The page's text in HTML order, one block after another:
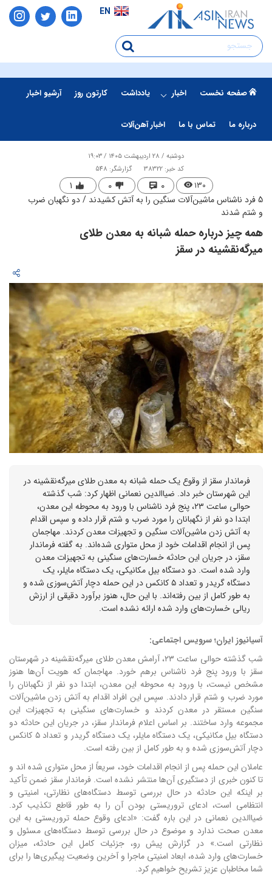
EN
صفحه نخست اخبار یادداشت کارتون روز آرشیو اخبار
درباره ما تماس با ما اخبار آهن‌آلات
دوشنبه / ۲۸ اردیبهشت ۱۴۰۵ / ۱۹:۰۳
کد خبر: 38322
گزارشگر: 548
۱۳۰ ۰ ۰ ۱
5 فرد ناشناس ماشین‌آلات سنگین را به آتش کشیدند / دو نگهبان ضرب
و شتم شدند
همه چیز درباره حمله شبانه به معدن طلای
میرگه‌نقشینه در سقز
فرماندار سقز از وقوع یک حمله شبانه به معدن طلای میرگه‌نقشینه در
این شهرستان خبر داد. ضیاالدین نعمانی اظهار کرد: شب گذشته
حوالی ساعت ۲۳، پنج فرد ناشناس با ورود به محوطه این معدن،
ابتدا دو نفر از نگهبانان را مورد ضرب و شتم قرار داده و سپس اقدام
به آتش زدن ماشین‌آلات سنگین و تجهیزات معدن کردند. مهاجمان
پس از انجام اقدامات خود از محل متواری شده‌اند. به گفته فرماندار
سقز، در جریان این حادثه خسارت‌های سنگینی به تجهیزات معدن
وارد شده است. دو دستگاه بیل مکانیکی، یک دستگاه مایلر، یک
دستگاه گریدر و تعداد ۵ کانکس در این حمله دچار آتش‌سوزی شده و
به طور کامل از بین رفته‌اند. با این حال، هنوز برآورد دقیقی از ارزش
ریالی خسارت‌های وارد شده ارائه نشده است.
آسیانیوز ایران؛ سرویس اجتماعی:
شب گذشته حوالی ساعت ۲۳، آرامش معدن طلای میرگه‌نقشینه در شهرستان
سقز با ورود پنج فرد ناشناس برهم خورد. مهاجمان که هویت آن‌ها هنوز
مشخص نیست، با ورود به محوطه این معدن، ابتدا دو نفر از نگهبانان را
مورد ضرب و شتم قرار دادند. سپس این افراد اقدام به آتش زدن ماشین‌آلات
سنگین مستقر در معدن کردند و خسارت‌های سنگینی به تجهیزات این
مجموعه وارد ساختند. بر اساس اعلام فرماندار سقز، در جریان این حادثه دو
دستگاه بیل مکانیکی، یک دستگاه مایلر، یک دستگاه گریدر و تعداد ۵ کانکس
دچار آتش‌سوزی شده و به طور کامل از بین رفته است.
عاملان این حمله پس از انجام اقدامات خود، سریعاً از محل متواری شده اند و
تا کنون خبری از دستگیری آن‌ها منتشر نشده است. فرماندار سقز ضمن تأکید
بر اینکه این حادثه در حال بررسی توسط دستگاه‌های نظارتی، امنیتی و
انتظامی است، ادعای تروریستی بودن آن را به طور قاطع تکذیب کرد.
ضیاالدین نعمانی در این باره گفت: «ادعای وقوع حمله تروریستی به این
معدن صحت ندارد و موضوع در حال بررسی توسط دستگاه‌های مسئول و
نظارتی است.» در گزارش پیش رو، جزئیات کامل این حادثه، میزان
خسارت‌های وارد شده، ابعاد امنیتی ماجرا و آخرین وضعیت پیگیری‌ها را برای
شما مخاطبان عزیز تشریح خواهیم کرد.